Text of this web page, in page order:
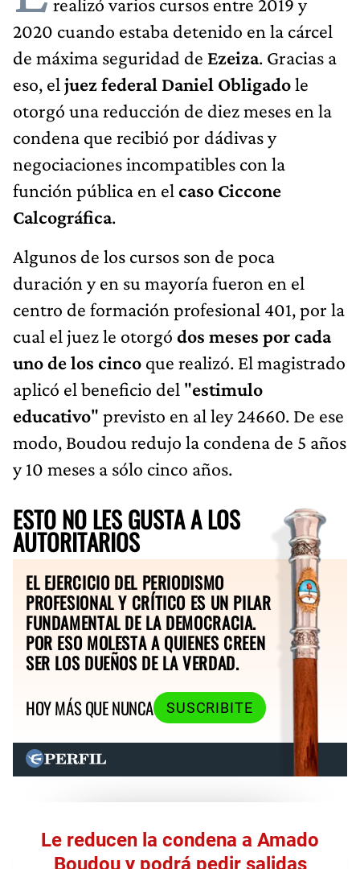
realizó varios cursos entre 2019 y
2020 cuando estaba detenido en la cárcel
de máxima seguridad de Ezeiza. Gracias a
eso, el juez federal Daniel Obligadole
otorgó una reducción de diez meses en la
condena que recibió por dádivas y
negociaciones incompatibles con la
función pública en el caso Ciccone
Calcográfica.
Algunos de los cursos son de poca
duración y en su mayoría fueron en el
centro de formación profesional 401, por la
cual el juez le otorgó dos meses por cada
uno de los cinco que realizó. El magistrado
aplicó el beneficio del "estimulo
educativo" previsto en al ley 24660. De ese
modo, Boudou redujo la condena de 5 años
y 10 meses a sólo cinco años.
ESTO NO LES GUSTA A LOS
AUTORITARIOS
EL EJERCICIO DEL PERIODISMO
PROFESIONAL Y CRÍTICO ES UN PILAR
FUNDAMENTAL DE LA DEMOCRACIA.
POR ESO MOLESTA A QUIENES CREEN
SER LOS DUEÑOS DE LA VERDAD.
HOY MÁS QUE NUNCA
SUSCRIBITE
Le reducen la condena a Amado
Boudou y podrá pedir salidas